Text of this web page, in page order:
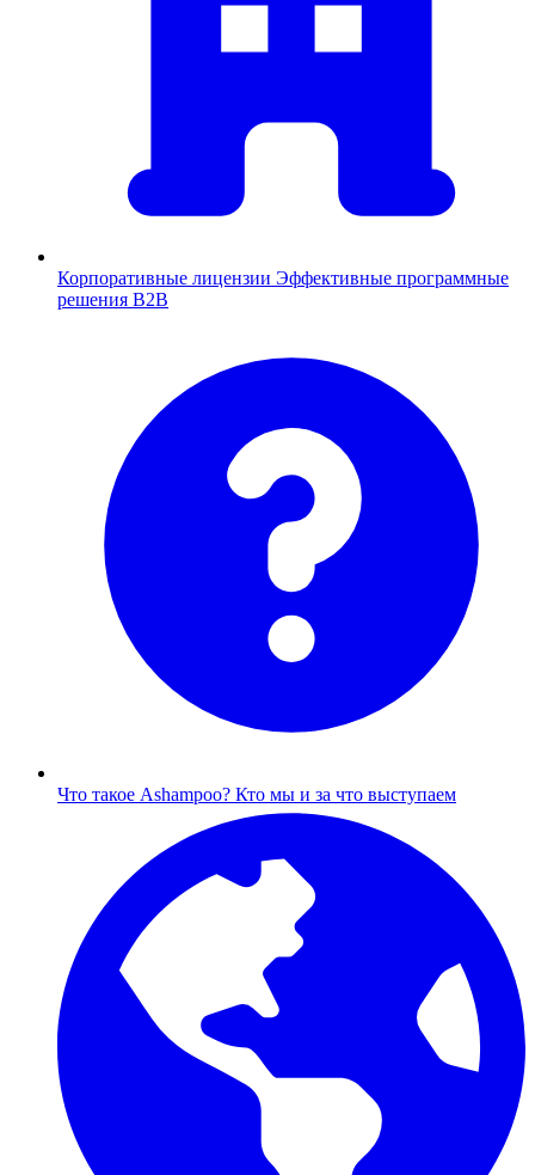
Корпоративные лицензии Эффективные программные
решения B2B
Что такое Ashampoo? Кто мы и за что выступаем